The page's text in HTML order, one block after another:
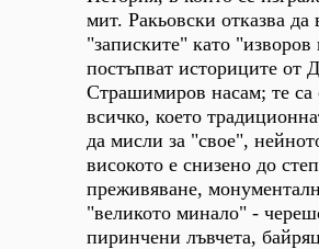
мит. Ракьовски отказва да
"записките" като
постъпват историците от
Страшимиров насам; те са
всичко, което
да мисли за "свое",
високото е снизено до
преживяване,
"великото минало" -
пиринчени лъвчета,